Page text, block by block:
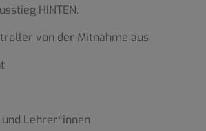
HINTEN.
von der Mitnahme aus
Lehrer*innen